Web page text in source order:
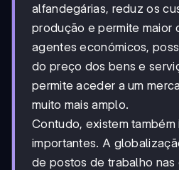
alfandegárias, reduz os
produção e permite maior
agentes económicos,
do preço dos bens e
permite aceder a um
muito mais amplo.
Contudo, existem também
importantes. A
de postos de trabalho nas